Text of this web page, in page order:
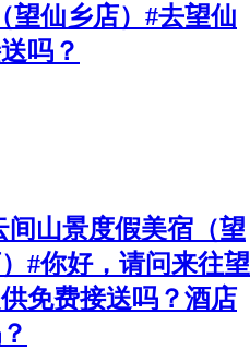
望仙乡店）#去望仙
吗？
间山景度假美宿（望
#你好，请问来往望
免费接送吗？酒店